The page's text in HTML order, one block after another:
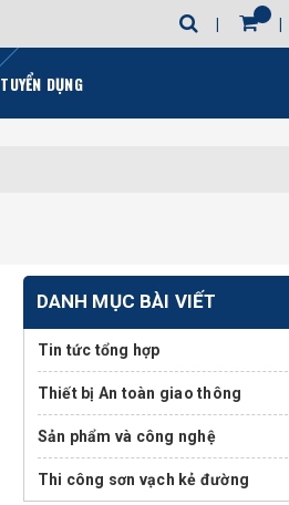
TUYỂN DỤNG
DANH MỤC BÀI VIẾT
Tin tức tổng hợp
Thiết bị An toàn giao thông
Sản phẩm và công nghệ
Thi công sơn vạch kẻ đường